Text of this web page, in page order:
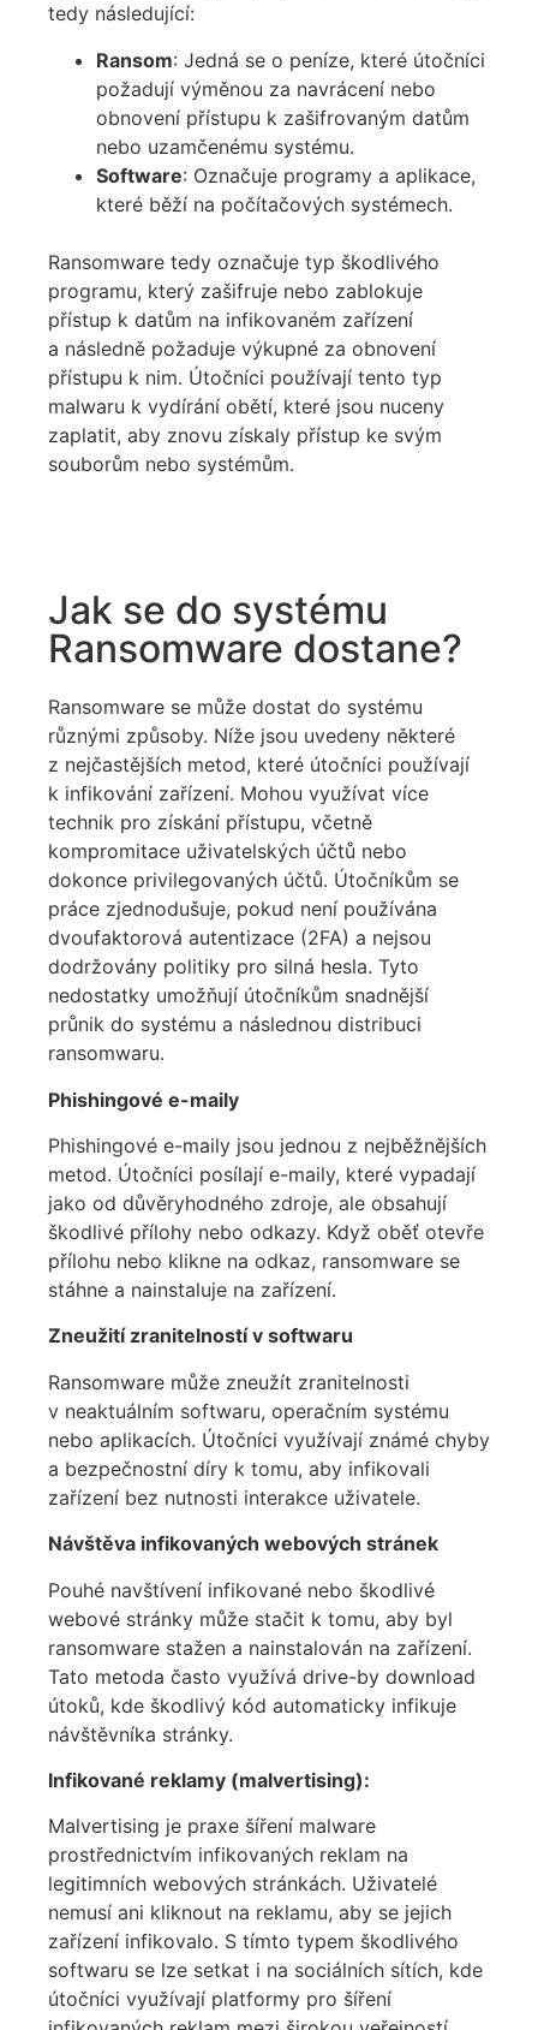
tedy následující:
Ransom: Jedná se o peníze, které útočníci
požadují výměnou za navrácení nebo
obnovení přístupu k zašifrovaným datům
nebo uzamčenému systému.
Software: Označuje programy a aplikace,
které běží na počítačových systémech.
Ransomware tedy označuje typ škodlivého
programu, který zašifruje nebo zablokuje
přístup k datům na infikovaném zařízení
a následně požaduje výkupné za obnovení
přístupu k nim. Útočníci používají tento typ
malwaru k vydírání obětí, které jsou nuceny
zaplatit, aby znovu získaly přístup ke svým
souborům nebo systémům.
Jak se do systému
Ransomware dostane?
Ransomware se může dostat do systému
různými způsoby. Níže jsou uvedeny některé
z nejčastějších metod, které útočníci používají
k infikování zařízení. Mohou využívat více
technik pro získání přístupu, včetně
kompromitace uživatelských účtů nebo
dokonce privilegovaných účtů. Útočníkům se
práce zjednodušuje, pokud není používána
dvoufaktorová autentizace (2FA) a nejsou
dodržovány politiky pro silná hesla. Tyto
nedostatky umožňují útočníkům snadnější
průnik do systému a následnou distribuci
ransomwaru.
Phishingové e-maily
Phishingové e-maily jsou jednou z nejběžnějších
metod. Útočníci posílají e-maily, které vypadají
jako od důvěryhodného zdroje, ale obsahují
škodlivé přílohy nebo odkazy. Když oběť otevře
přílohu nebo klikne na odkaz, ransomware se
stáhne a nainstaluje na zařízení.
Zneužití zranitelností v softwaru
Ransomware může zneužít zranitelnosti
v neaktuálním softwaru, operačním systému
nebo aplikacích. Útočníci využívají známé chyby
a bezpečnostní díry k tomu, aby infikovali
zařízení bez nutnosti interakce uživatele.
Návštěva infikovaných webových stránek
Pouhé navštívení infikované nebo škodlivé
webové stránky může stačit k tomu, aby byl
ransomware stažen a nainstalován na zařízení.
Tato metoda často využívá drive-by download
útoků, kde škodlivý kód automaticky infikuje
návštěvníka stránky.
Infikované reklamy (malvertising):
Malvertising je praxe šíření malware
prostřednictvím infikovaných reklam na
legitimních webových stránkách. Uživatelé
nemusí ani kliknout na reklamu, aby se jejich
zařízení infikovalo. S tímto typem škodlivého
softwaru se lze setkat i na sociálních sítích, kde
útočníci využívají platformy pro šíření